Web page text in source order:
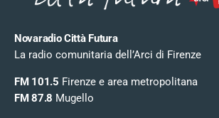
Novaradio Città Futura
La radio comunitaria dell’Arci di Firenze
FM 101.5 Firenze e area metropolitana
FM 87.8 Mugello